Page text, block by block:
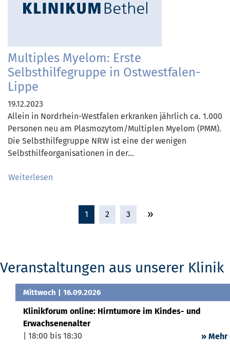
Multiples Myelom: Erste
Selbsthilfegruppe in Ostwestfalen-
Lippe
19.12.2023
Allein in Nordrhein-Westfalen erkranken jährlich ca. 1.000
Personen neu am Plasmozytom/Multiplen Myelom (PMM).
Die Selbsthilfegruppe NRW ist eine der wenigen
Selbsthilfeorganisationen in der…
Weiterlesen
1 2 3 »
Veranstaltungen aus unserer Klinik
Mittwoch | 16.09.2026
Klinikforum online: Hirntumore im Kindes- und
Erwachsenenalter
| 18:00 bis 18:30
» Mehr